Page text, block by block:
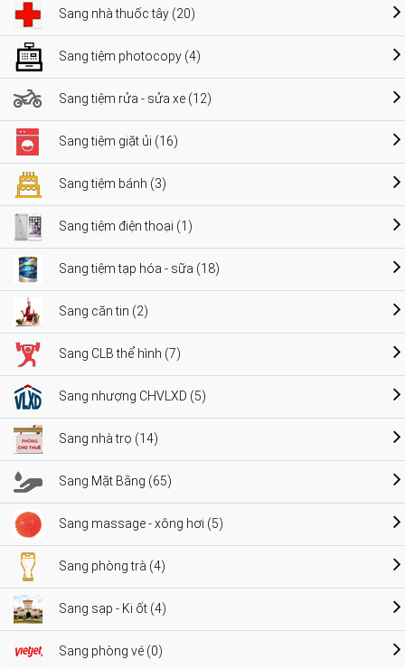
Sang nhà thuốc tây (20)
Sang tiệm photocopy (4)
Sang tiệm rửa - sửa xe (12)
Sang tiệm giặt ủi (16)
Sang tiệm bánh (3)
Sang tiệm điện thoại (1)
Sang tiệm tạp hóa - sữa (18)
Sang căn tin (2)
Sang CLB thể hình (7)
Sang nhượng CHVLXD (5)
Sang nhà trọ (14)
Sang Mặt Bằng (65)
Sang massage - xông hơi (5)
Sang phòng trà (4)
Sang sạp - Ki ốt (4)
Sang phòng vé (0)